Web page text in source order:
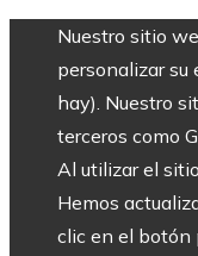
Nuestro sitio
personalizar su
hay). Nuestro
terceros como
Al utilizar el
Hemos
clic en el botón